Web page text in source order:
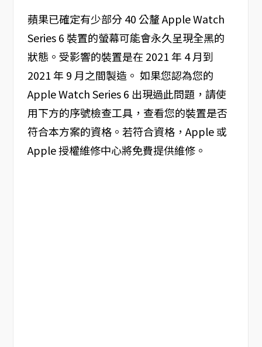
蘋果已確定有少部分 40 公釐 Apple Watch
Series 6 裝置的螢幕可能會永久呈現全黑的
狀態。受影響的裝置是在 2021 年 4 月到
2021 年 9 月之間製造。 如果您認為您的
Apple Watch Series 6 出現過此問題，請使
用下方的序號檢查工具，查看您的裝置是否
符合本方案的資格。若符合資格，Apple 或
Apple 授權維修中心將免費提供維修。